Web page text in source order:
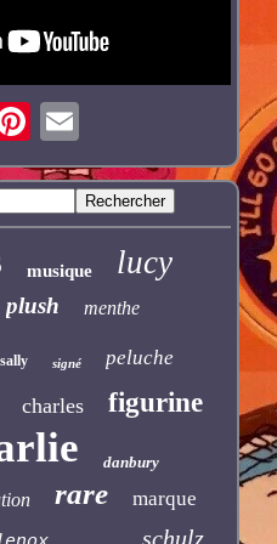
musique lucy
plush menthe
sally signé peluche
charles figurine
danbury
rare marque
schulz